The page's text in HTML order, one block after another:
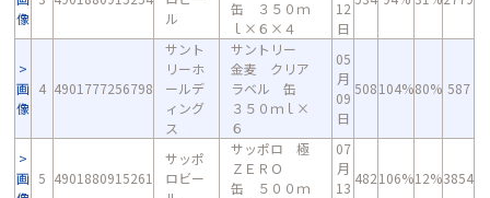
像
ル
缶 ３５０ｍ
ｌ×６×４
12
日
画
像
4 4901777256798
サント
リーホ
ールデ
ィング
ス
サントリー
金麦 クリア
ラベル 缶
３５０ｍｌ×
６
05
月
09
日
508104%80% 587
画 5 4901880915261
サッポ
ロビー
サッポロ 極
ＺＥＲＯ
缶 ５００ｍ
07
月
13
482106%12%3854